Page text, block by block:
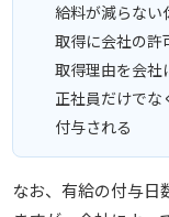
給料が減らない
取得に会社の許
取得理由を会社
正社員だけで
付与される
なお、有給の付与日